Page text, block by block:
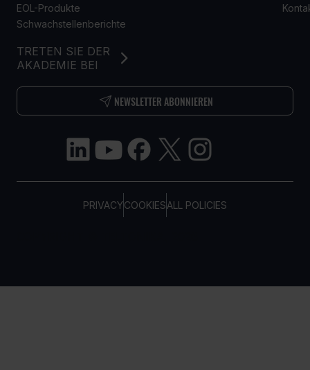
PRIVACYCOOKIESALL POLICIES
TRETEN SIE DER
AKADEMIE BEI
NEWSLETTER ABONNIEREN
EOL-Produkte
Schwachstellenberichte